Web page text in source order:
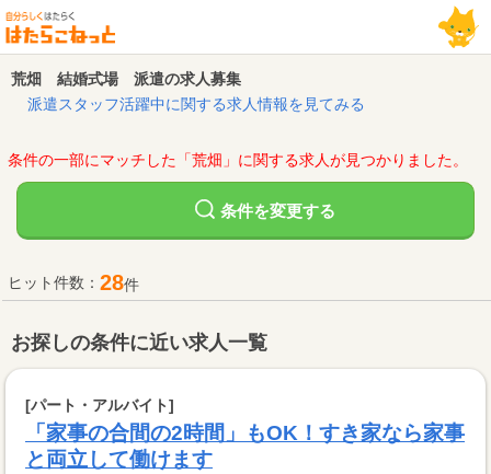
荒畑 結婚式場 派遣の求人募集
派遣スタッフ活躍中に関する求人情報を見てみる
条件の一部にマッチした「荒畑」に関する求人が見つかりました。
条件を変更する
ヒット件数： 28件
お探しの条件に近い求人一覧
[パート・アルバイト]
「家事の合間の2時間」もOK！すき家なら家事
と両立して働けます